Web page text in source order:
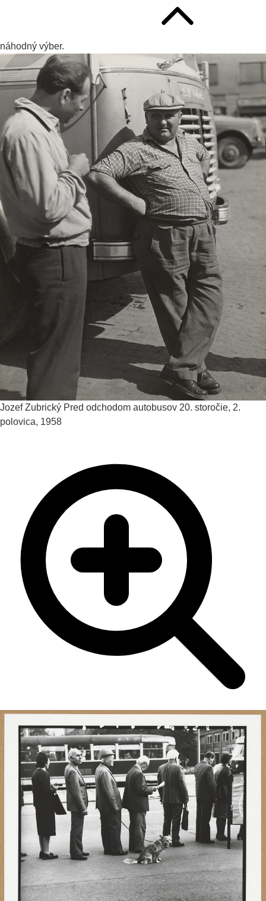
náhodný výber.
Jozef Zubrický Pred odchodom autobusov 20. storočie, 2.
polovica, 1958